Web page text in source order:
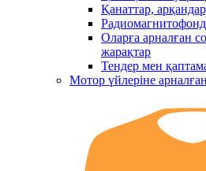
Қанаттар,
Оларға арналған
жарақтар
Тендер мен
Мотор үйлеріне